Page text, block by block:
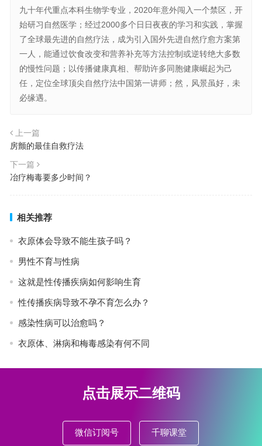
九十年代重点本科生物学专业，2020年意外闯入一个禁区，开
始研习自然医学；经过2000多个日日夜夜的学习和实践，掌握
了全球最先进的自然疗法，成为引入国外先进自然疗愈方案第
一人，能通过饮食改变和营养补充等方法控制或逆转绝大多数
的慢性问题；以传播健康真相、帮助许多同胞健康崛起为己
任，定位全球顶尖自然疗法中国第一讲师；然，风景虽好，未
必缘遇。
上一篇
房颤的最佳自救疗法
下一篇
冶疗梅毒要多少时间？
相关推荐
衣原体会导致不能生孩子吗？
男性不育与性病
这就是性传播疾病如何影响生育
性传播疾病导致不孕不育怎么办？
感染性病可以治愈吗？
衣原体、淋病和梅毒感染有何不同
点击展示二维码
微信订阅号 千聊课堂